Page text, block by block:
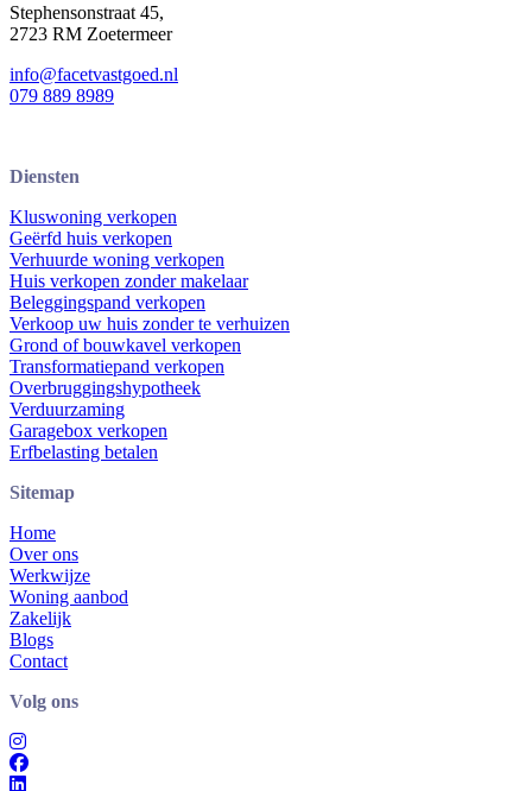
Stephensonstraat 45,
2723 RM Zoetermeer
info@facetvastgoed.nl
079 889 8989
Diensten
Kluswoning verkopen
Geërfd huis verkopen
Verhuurde woning verkopen
Huis verkopen zonder makelaar
Beleggingspand verkopen
Verkoop uw huis zonder te verhuizen
Grond of bouwkavel verkopen
Transformatiepand verkopen
Overbruggingshypotheek
Verduurzaming
Garagebox verkopen
Erfbelasting betalen
Sitemap
Home
Over ons
Werkwijze
Woning aanbod
Zakelijk
Blogs
Contact
Volg ons